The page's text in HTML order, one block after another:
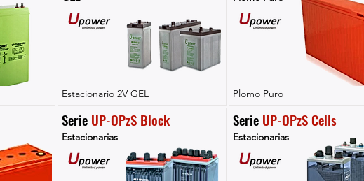
Estacionario 2V GEL
Serie UP-OPzS Block
Estacionarias
Plomo Puro
Serie UP-OPzS Cells
Estacionarias